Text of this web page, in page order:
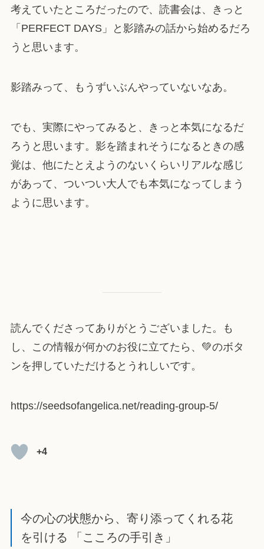
考えていたところだったので、読書会は、きっと
「PERFECT DAYS」と影踏みの話から始めるだろ
うと思います。
影踏みって、もうずいぶんやっていないなあ。
でも、実際にやってみると、きっと本気になるだ
ろうと思います。影を踏まれそうになるときの感
覚は、他にたとえようのないくらいリアルな感じ
があって、ついつい大人でも本気になってしまう
ように思います。
読んでくださってありがとうございました。も
し、この情報が何かのお役に立てたら、💚のボタ
ンを押していただけるとうれしいです。
https://seedsofangelica.net/reading-group-5/
+4
今の心の状態から、寄り添ってくれる花
を引ける 「こころの手引き」